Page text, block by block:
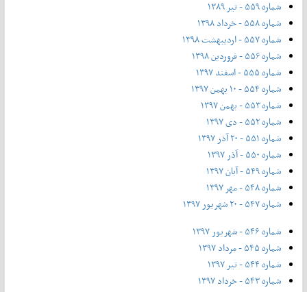
شماره ۵۵۹ - تیر ۱۳۸۹
شماره ۵۵۸ - خرداد ۱۳۹۸
شماره ۵۵۷ - اردیبهشت ۱۳۹۸
شماره ۵۵۶ - فروردین ۱۳۹۸
شماره ۵۵۵ - اسفند ۱۳۹۷
شماره ۵۵۴ - ۱۰ بهمن ۱۳۹۷
شماره ۵۵۳ - بهمن ۱۳۹۷
شماره ۵۵۲ - دی ۱۳۹۷
شماره ۵۵۱ - ۲۰ آذر ۱۳۹۷
شماره ۵۵۰ - آذر ۱۳۹۷
شماره ۵۴۹ - آبان ۱۳۹۷
شماره ۵۴۸ - مهر ۱۳۹۷
شماره ۵۴۷ - ۲۰ شهریور ۱۳۹۷
شماره ۵۴۶ - شهریور ۱۳۹۷
شماره ۵۴۵ - مرداد ۱۳۹۷
شماره ۵۴۴ - تیر ۱۳۹۷
شماره ۵۴۳ - خرداد ۱۳۹۷